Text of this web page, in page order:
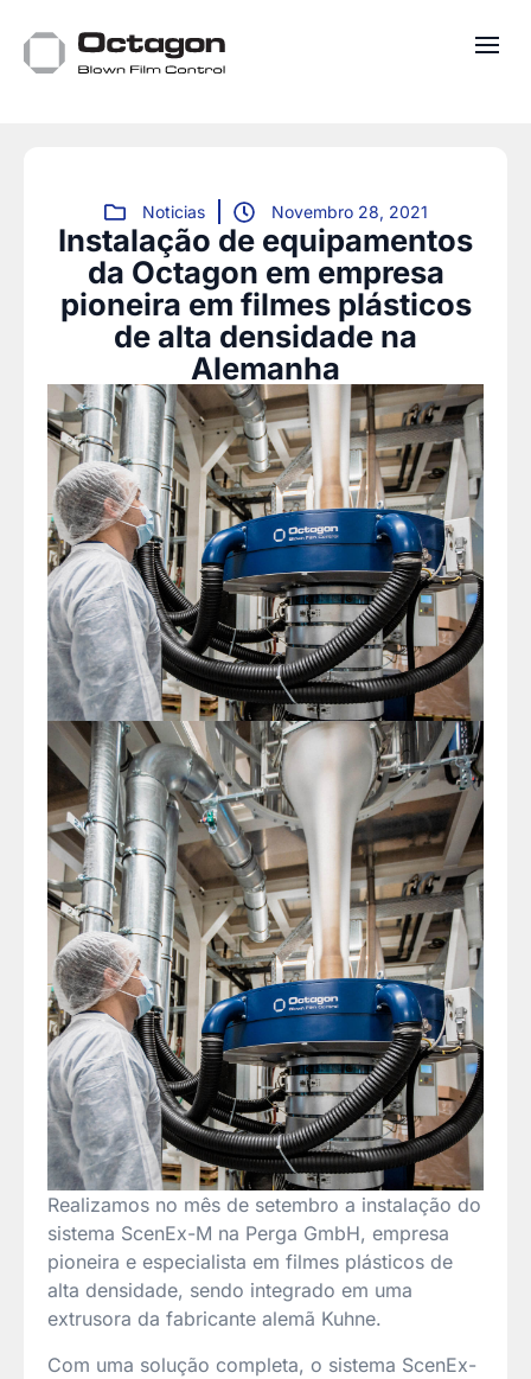
Noticias Novembro 28, 2021
Instalação de equipamentos
da Octagon em empresa
pioneira em filmes plásticos
de alta densidade na
Alemanha
Realizamos no mês de setembro a instalação do
sistema ScenEx-M na Perga GmbH, empresa
pioneira e especialista em filmes plásticos de
alta densidade, sendo integrado em uma
extrusora da fabricante alemã Kuhne.
Com uma solução completa, o sistema ScenEx-